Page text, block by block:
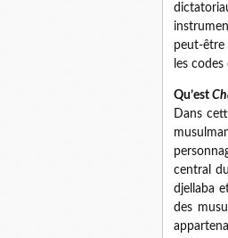
peut-être
les
Qu’est
Dans
central
djellaba
des